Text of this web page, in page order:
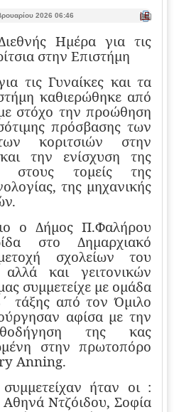
| Ε
ωσ
2026 06:46
Ημέρα για τις
στην Επιστήμη
τις Γυναίκες και τα
καθιερώθηκε από
στόχο την προώθηση
πρόσβασης των
κοριτσιών στην
την ενίσχυση της
στους τομείς της
της μηχανικής
ο Δήμος Π.Φαλήρου
στο Δημαρχιακό
σχολείων του
και γειτονικών
συμμετείχε με ομάδα
τάξης από τον Όμιλο
αφίσα με την
της κας
στην πρωτοπόρο
Anning.
ήταν οι :
Ντζόιδου, Σοφία